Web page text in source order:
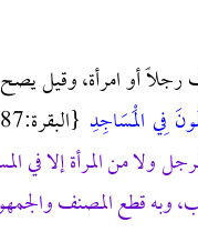
أو امرأة، وقيل
فِي الْمَسَاجِدِ
ولا من المرأة إلا في
وبه قطع المصنف